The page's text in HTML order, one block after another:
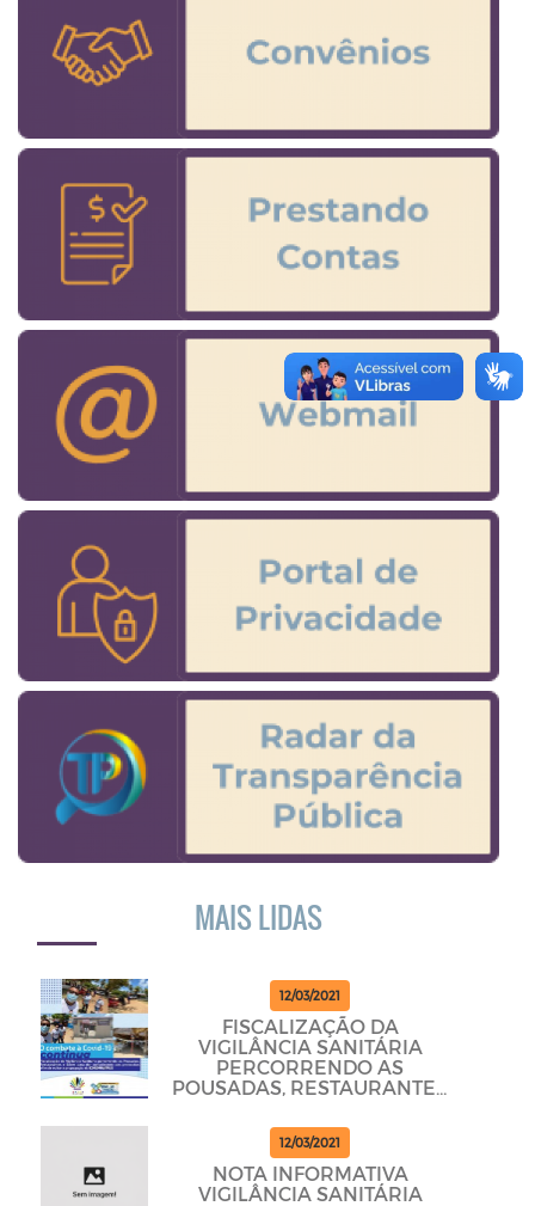
MAIS LIDAS
12/03/2021
FISCALIZAÇÃO DA
VIGILÂNCIA SANITÁRIA
PERCORRENDO AS
POUSADAS, RESTAURANTES
CUMPRINDO OS
PROTOCOLOS
12/03/2021
NOTA INFORMATIVA
VIGILÂNCIA SANITÁRIA